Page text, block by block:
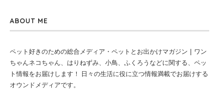
ABOUT ME
ペット好きのための総合メディア・ペットとお出かけマガジン | ワン
ちゃんネコちゃん、はりねずみ、小鳥、ふくろうなどに関する、ペッ
ト情報をお届けします！ 日々の生活に役に立つ情報満載でお届けする
オウンドメディアです。